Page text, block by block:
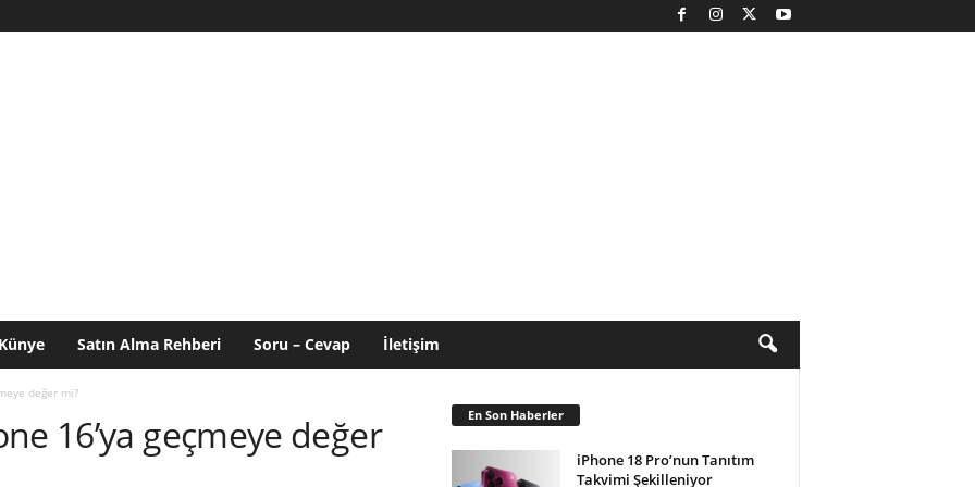
Künye Satın Alma Rehberi Soru – Cevap İletişim
değer mi?
16’ya geçmeye değer
En Son Haberler
iPhone 18 Pro’nun Tanıtım
Takvimi Şekilleniyor